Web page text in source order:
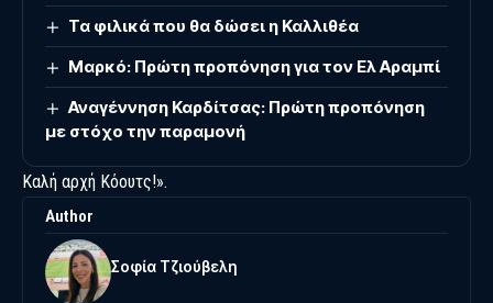
Τα φιλικά που θα δώσει η Καλλιθέα
Mαρκό: Πρώτη προπόνηση για τον Ελ Αραμπί
Αναγέννηση Καρδίτσας: Πρώτη προπόνηση
με στόχο την παραμονή
Καλή αρχή Κόουτς!».
Author
Σοφία Τζιούβελη